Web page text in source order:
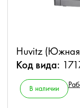
Huvitz
Код вида:
В наличии